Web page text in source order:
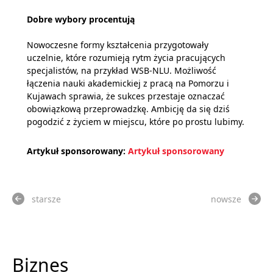
Dobre wybory procentują
Nowoczesne formy kształcenia przygotowały
uczelnie, które rozumieją rytm życia pracujących
specjalistów, na przykład WSB-NLU. Możliwość
łączenia nauki akademickiej z pracą na Pomorzu i
Kujawach sprawia, że sukces przestaje oznaczać
obowiązkową przeprowadzkę. Ambicję da się dziś
pogodzić z życiem w miejscu, które po prostu lubimy.
Artykuł sponsorowany: Artykuł sponsorowany
starsze nowsze
Biznes